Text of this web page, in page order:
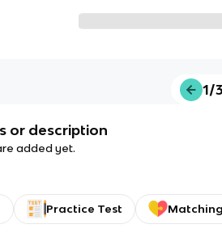
1/
or description
added yet.
Practice Test Matching